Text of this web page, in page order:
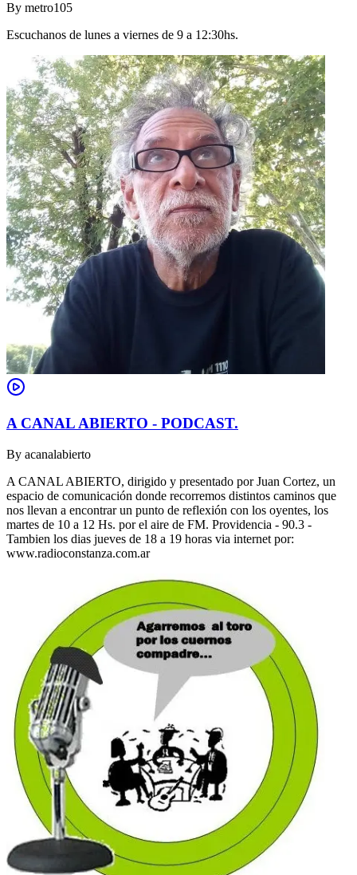
By metro105
Escuchanos de lunes a viernes de 9 a 12:30hs.
A CANAL ABIERTO - PODCAST.
By acanalabierto
A CANAL ABIERTO, dirigido y presentado por Juan Cortez, un
espacio de comunicación donde recorremos distintos caminos que
nos llevan a encontrar un punto de reflexión con los oyentes, los
martes de 10 a 12 Hs. por el aire de FM. Providencia - 90.3 -
Tambien los dias jueves de 18 a 19 horas via internet por:
www.radioconstanza.com.ar